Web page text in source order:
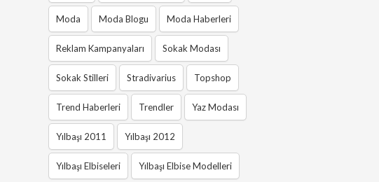
Moda Moda Blogu Moda Haberleri
Reklam Kampanyaları Sokak Modası
Sokak Stilleri Stradivarius Topshop
Trend Haberleri Trendler Yaz Modası
Yılbaşı 2011 Yılbaşı 2012
Yılbaşı Elbiseleri Yılbaşı Elbise Modelleri